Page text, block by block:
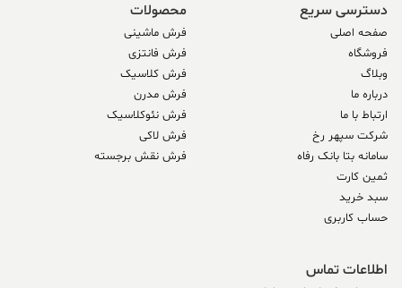
دسترسی سریع
صفحه اصلی
فروشگاه
وبلاگ
درباره ما
ارتباط با ما
شرکت سپهر رخ
سامانه بتا بانک رفاه
ثمین کارت
سبد خرید
حساب کاربری
محصولات
فرش ماشینی
فرش فانتزی
فرش کلاسیک
فرش مدرن
فرش نئوکلاسیک
فرش لاکی
فرش نقش برجسته
اطلاعات تماس